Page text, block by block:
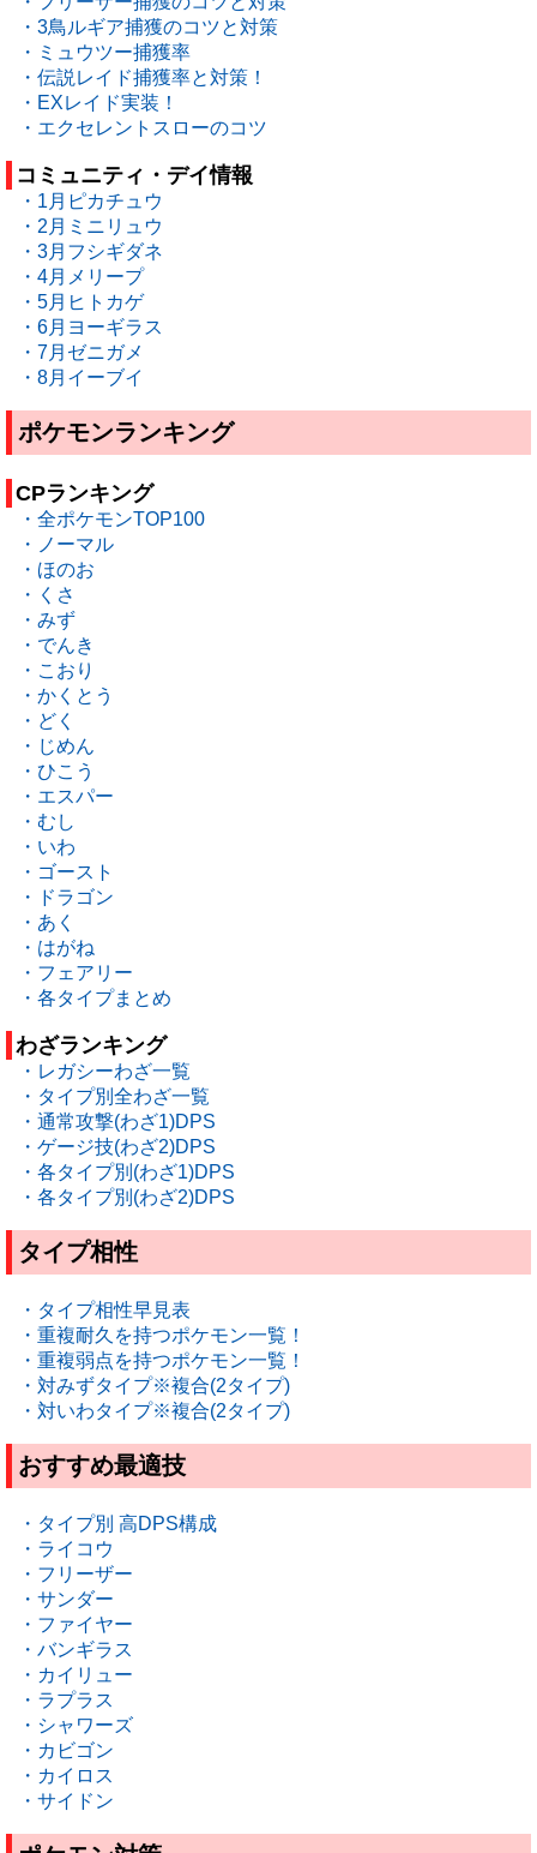
・3鳥ルギア捕獲のコツと対策
・ミュウツー捕獲率
・伝説レイド捕獲率と対策！
・EXレイド実装！
・エクセレントスローのコツ
コミュニティ・デイ情報
・1月ピカチュウ
・2月ミニリュウ
・3月フシギダネ
・4月メリープ
・5月ヒトカゲ
・6月ヨーギラス
・7月ゼニガメ
・8月イーブイ
ポケモンランキング
CPランキング
・全ポケモンTOP100
・ノーマル
・ほのお
・くさ
・みず
・でんき
・こおり
・かくとう
・どく
・じめん
・ひこう
・エスパー
・むし
・いわ
・ゴースト
・ドラゴン
・あく
・はがね
・フェアリー
・各タイプまとめ
わざランキング
・レガシーわざ一覧
・タイプ別全わざ一覧
・通常攻撃(わざ1)DPS
・ゲージ技(わざ2)DPS
・各タイプ別(わざ1)DPS
・各タイプ別(わざ2)DPS
タイプ相性
・タイプ相性早見表
・重複耐久を持つポケモン一覧！
・重複弱点を持つポケモン一覧！
・対みずタイプ※複合(2タイプ)
・対いわタイプ※複合(2タイプ)
おすすめ最適技
・タイプ別 高DPS構成
・ライコウ
・フリーザー
・サンダー
・ファイヤー
・バンギラス
・カイリュー
・ラプラス
・シャワーズ
・カビゴン
・カイロス
・サイドン